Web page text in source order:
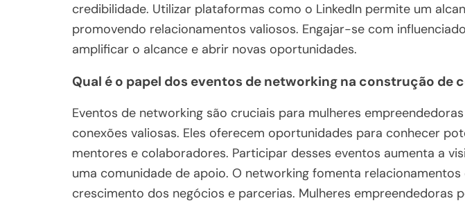
credibilidade. Utilizar plataformas como o LinkedIn permite um
promovendo relacionamentos valiosos. Engajar-se com
amplificar o alcance e abrir novas oportunidades.
Qual é o papel dos eventos de networking na construção de
Eventos de networking são cruciais para mulheres
conexões valiosas. Eles oferecem oportunidades para conhecer
mentores e colaboradores. Participar desses eventos aumenta a
uma comunidade de apoio. O networking fomenta
crescimento dos negócios e parcerias. Mulheres empreendedoras